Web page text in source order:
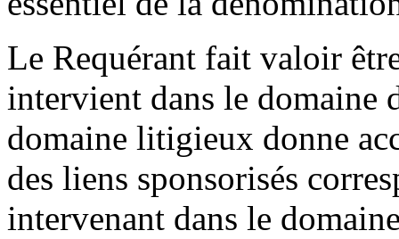
Le Requérant fait valoir
intervient dans le domaine
domaine litigieux donne
des liens sponsorisés
intervenant dans le